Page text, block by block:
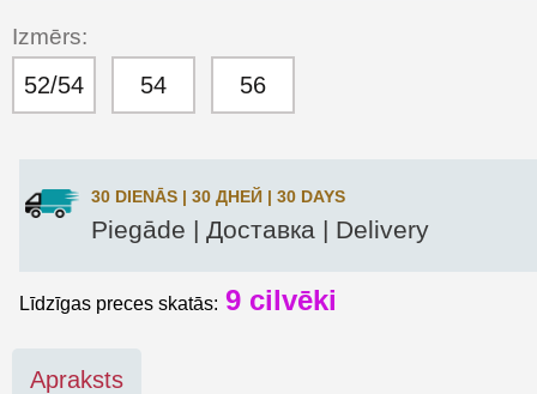
Izmērs:
52/54 54 56
30 DIENĀS | 30 ДНЕЙ | 30 DAYS
Piegāde | Доставка | Delivery
Līdzīgas preces skatās: 9 cilvēki
Apraksts